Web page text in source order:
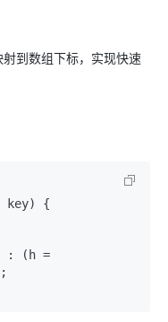
到数组下标，实现快速
key) {
: (h =